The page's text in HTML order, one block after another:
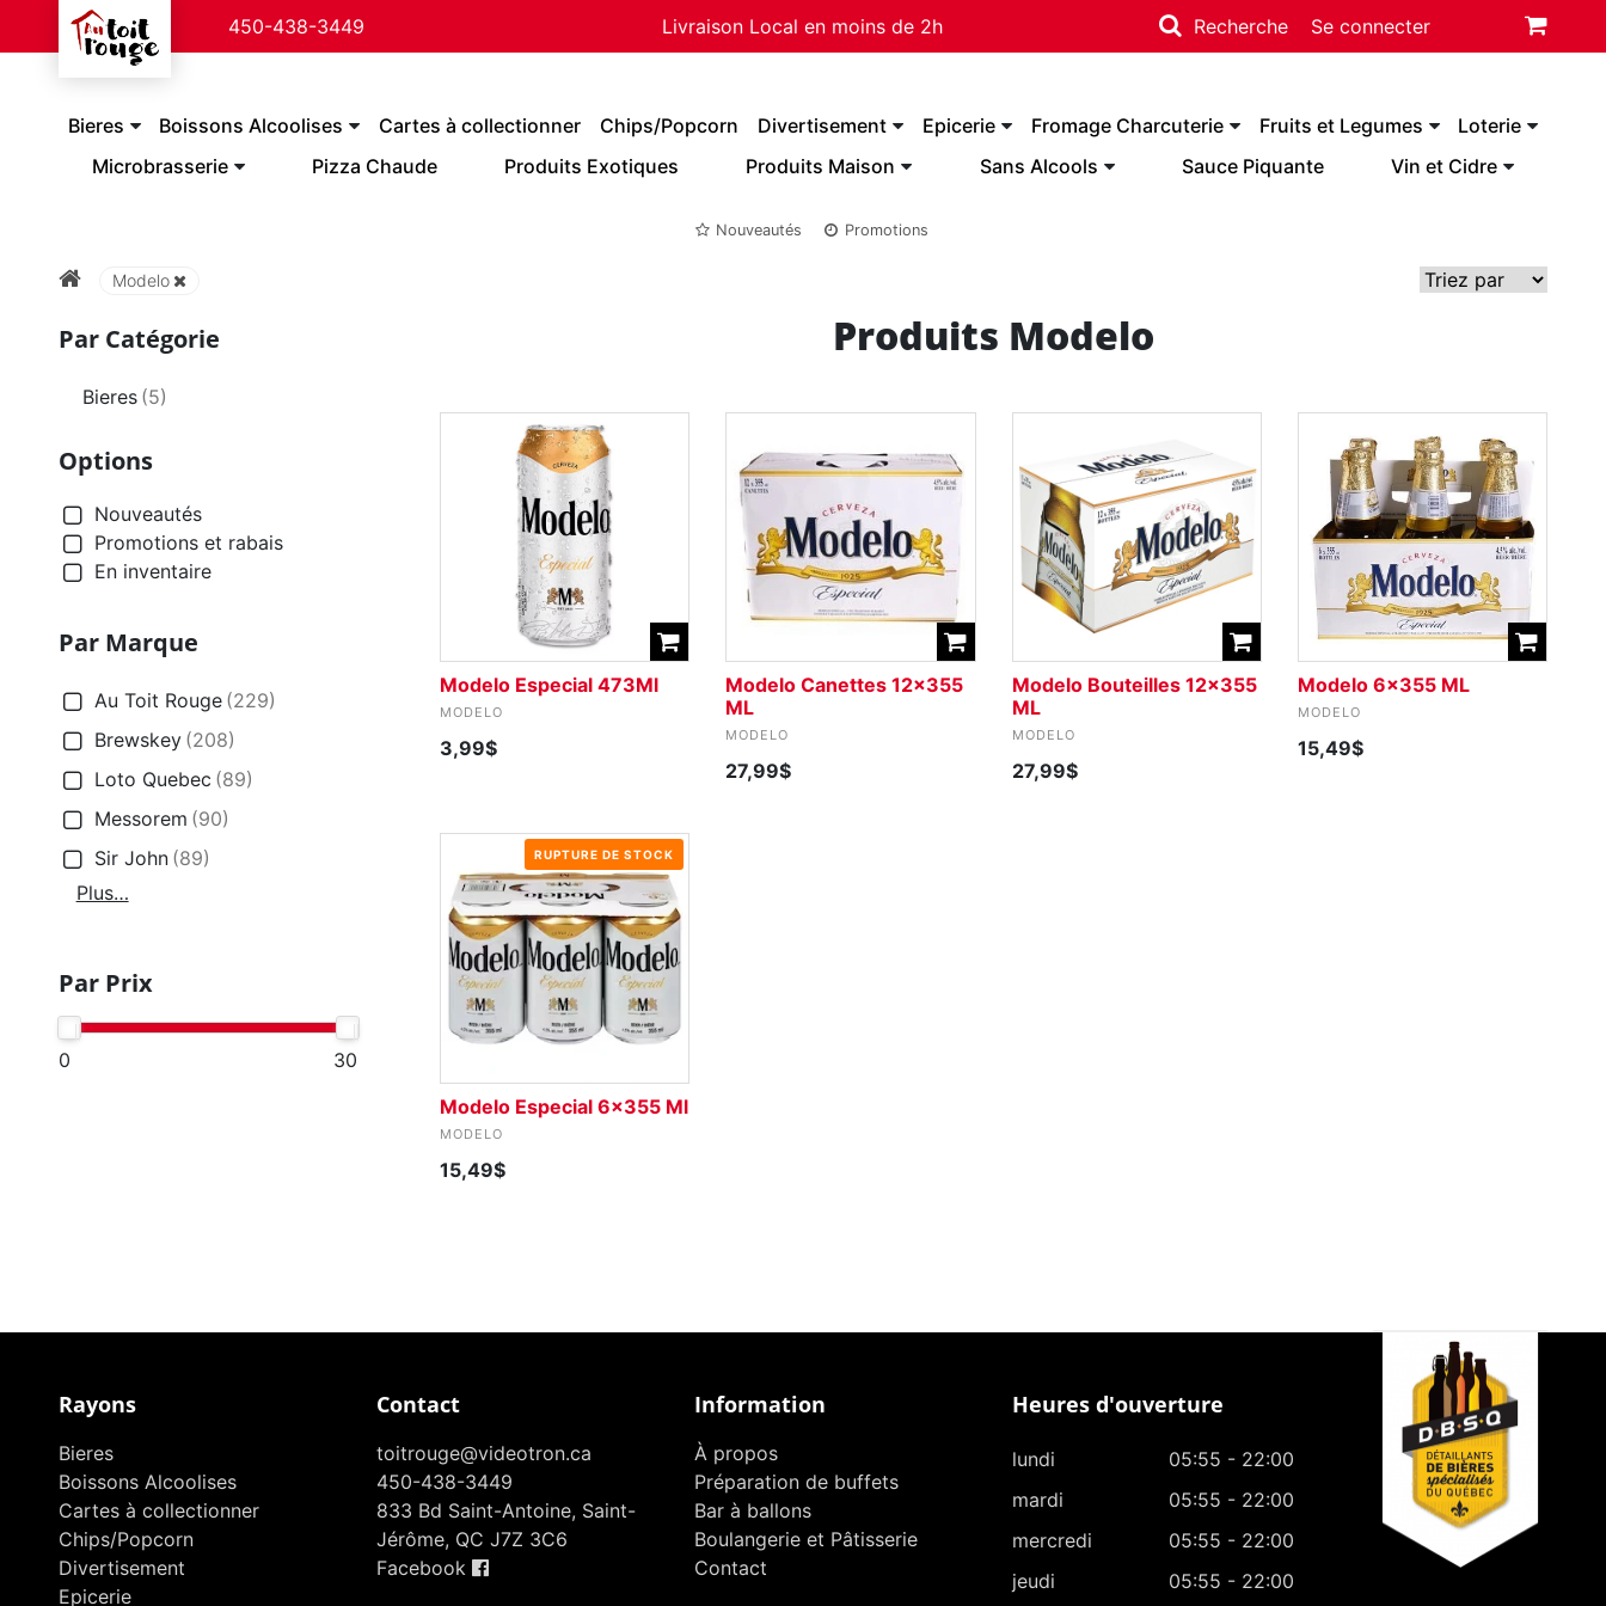
450-438-3449 Livraison Local en moins de 2h Recherche Se connecter
Bieres Boissons Alcoolises Cartes à collectionner Chips/Popcorn Divertisement Epicerie Fromage Charcuterie Fruits et Legumes
Loterie
Microbrasserie
Pizza Chaude Produits Exotiques Produits Maison Sans Alcools Sauce Piquante Vin et Cidre
Nouveautés Promotions
Modelo
Par Catégorie
Bieres (5)
Options
Nouveautés
Promotions et rabais
En inventaire
Par Marque
Au Toit Rouge (229)
Brewskey (208)
Loto Quebec (89)
Messorem (90)
Sir John (89)
Plus…
Par Prix
0 30
Produits Modelo
Modelo Especial 473Ml
MODELO
3,99$
Modelo Canettes 12x355
ML
MODELO
27,99$
Modelo Bouteilles 12x355
ML
MODELO
27,99$
Modelo 6x355 ML
MODELO
15,49$
RUPTURE DE STOCK
Modelo Especial 6x355 Ml
MODELO
15,49$
Rayons
Bieres
Boissons Alcoolises
Cartes à collectionner
Chips/Popcorn
Divertisement
Epicerie
Contact
toitrouge@videotron.ca
450-438-3449
833 Bd Saint-Antoine, Saint-
Jérôme, QC J7Z 3C6
Facebook
Information
À propos
Préparation de buffets
Bar à ballons
Boulangerie et Pâtisserie
Contact
Heures d'ouverture
lundi
05:55 - 22:00
mardi
05:55 - 22:00
mercredi
05:55 - 22:00
jeudi
05:55 - 22:00